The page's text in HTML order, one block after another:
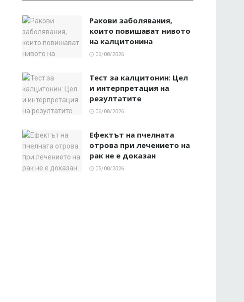
Ракови заболявания,
които повишават нивото
на калцитонина
06/08/2026
Тест за калцитонин: Цел
и интерпретация на
резултатите
06/08/2026
Ефектът на пчелната
отрова при лечението на
рак не е доказан
05/08/2026